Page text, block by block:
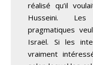
réalisé qu’il
Husseini. Les
pragmatiques
Israël. Si les
vraiment